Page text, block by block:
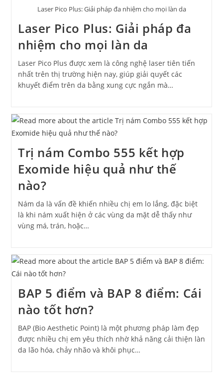
Laser Pico Plus: Giải pháp đa nhiệm cho mọi làn da
Laser Pico Plus: Giải pháp đa
nhiệm cho mọi làn da
Laser Pico Plus được xem là công nghệ laser tiên tiến
nhất trên thị trường hiện nay, giúp giải quyết các
khuyết điểm trên da bằng xung cực ngắn mà…
Trị nám Combo 555 kết hợp
Exomide hiệu quả như thế
nào?
Nám da là vấn đề khiến nhiều chị em lo lắng, đặc biệt
là khi nám xuất hiện ở các vùng da mặt dễ thấy như
vùng má, trán, hoặc…
BAP 5 điểm và BAP 8 điểm: Cái
nào tốt hơn?
BAP (Bio Aesthetic Point) là một phương pháp làm đẹp
được nhiều chị em yêu thích nhờ khả năng cải thiện làn
da lão hóa, chảy nhão và khôi phục…